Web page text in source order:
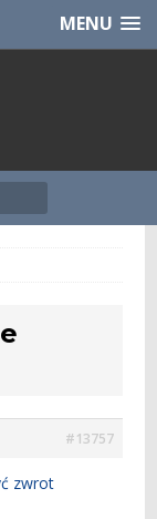
CHCĘ [klik]MENU
#13757
zwrot